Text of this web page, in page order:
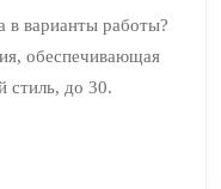
Holiday
в варианты работы?
обеспечивающая
стиль, до 30.